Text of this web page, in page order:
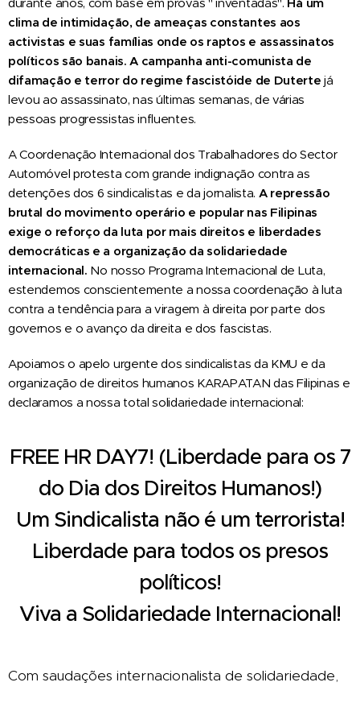
durante anos, com base em provas " inventadas". Há um
clima de intimidação, de ameaças constantes aos
activistas e suas famílias onde os raptos e assassinatos
políticos são banais. A campanha anti-comunista de
difamação e terror do regime fascistóide de Duterte já
levou ao assassinato, nas últimas semanas, de várias
pessoas progressistas influentes.
A Coordenação Internacional dos Trabalhadores do Sector
Automóvel protesta com grande indignação contra as
detenções dos 6 sindicalistas e da jornalista. A repressão
brutal do movimento operário e popular nas Filipinas
exige o reforço da luta por mais direitos e liberdades
democráticas e a organização da solidariedade
internacional. No nosso Programa Internacional de Luta,
estendemos conscientemente a nossa coordenação à luta
contra a tendência para a viragem à direita por parte dos
governos e o avanço da direita e dos fascistas.
Apoiamos o apelo urgente dos sindicalistas da KMU e da
organização de direitos humanos KARAPATAN das Filipinas e
declaramos a nossa total solidariedade internacional:
FREE HR DAY7! (Liberdade para os 7
do Dia dos Direitos Humanos!)
Um Sindicalista não é um terrorista!
Liberdade para todos os presos
políticos!
Viva a Solidariedade Internacional!
Com saudações internacionalista de solidariedade,